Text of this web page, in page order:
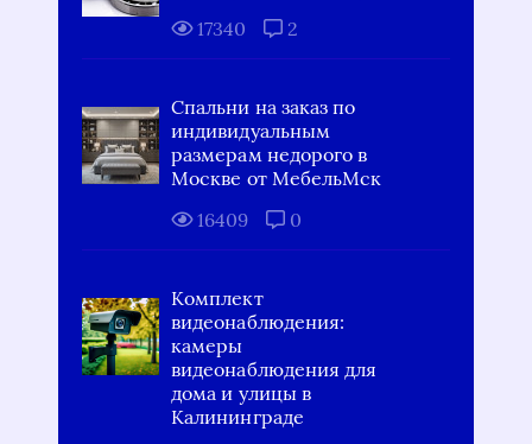
17340
2
Спальни на заказ по
индивидуальным
размерам недорого в
Москве от МебельМск
16409
0
Комплект
видеонаблюдения:
камеры
видеонаблюдения для
дома и улицы в
Калининграде